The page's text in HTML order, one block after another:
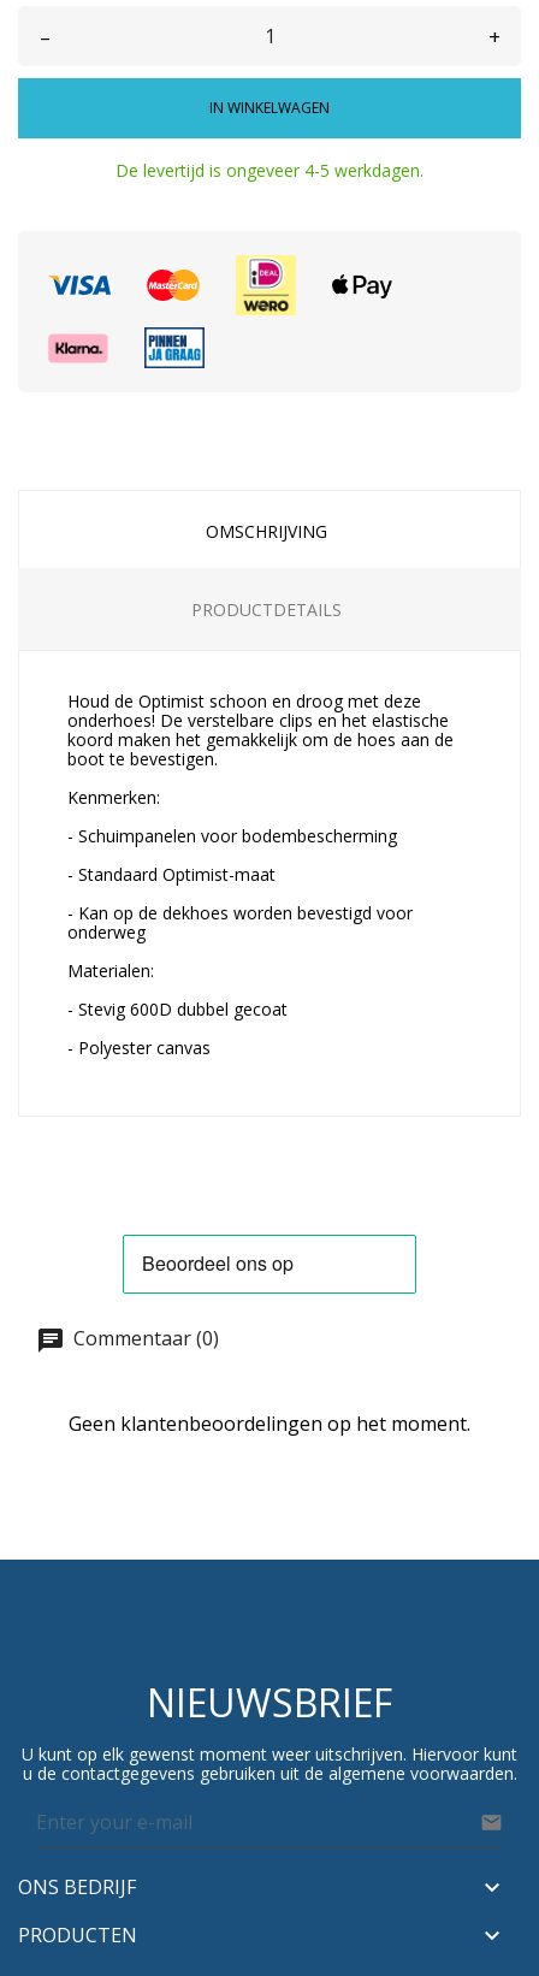
– +
IN WINKELWAGEN
De levertijd is ongeveer 4-5 werkdagen.
OMSCHRIJVING
PRODUCTDETAILS
Houd de Optimist schoon en droog met deze
onderhoes! De verstelbare clips en het elastische
koord maken het gemakkelijk om de hoes aan de
boot te bevestigen.
Kenmerken:
- Schuimpanelen voor bodembescherming
- Standaard Optimist-maat
- Kan op de dekhoes worden bevestigd voor
onderweg
Materialen:
- Stevig 600D dubbel gecoat
- Polyester canvas
Commentaar (0)
Geen klantenbeoordelingen op het moment.
NIEUWSBRIEF
U kunt op elk gewenst moment weer uitschrijven. Hiervoor kunt
u de contactgegevens gebruiken uit de algemene voorwaarden.

ONS BEDRIJF 
PRODUCTEN 